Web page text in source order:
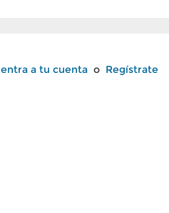
entra a tu cuenta o Regístrate